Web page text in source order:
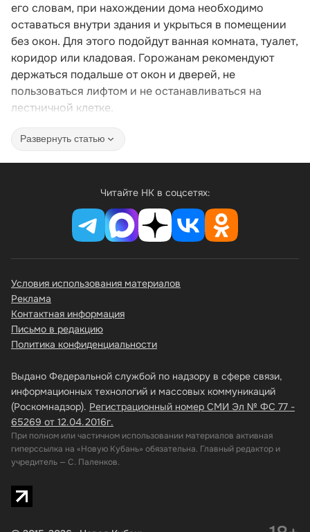
его словам, при нахождении дома необходимо
оставаться внутри здания и укрыться в помещении
без окон. Для этого подойдут ванная комната, туалет,
коридор или кладовая. Горожанам рекомендуют
держаться подальше от окон и дверей, не
пользоваться лифтом и не останавливаться на
лестничной клетке.
Развернуть статью
Читайте НК в соцсетях:
Выдано Федеральной службой по надзору в сфере связи,
информационных технологий и массовых коммуникаций
(Роскомнадзор). Регистрационный номер СМИ Эл № ФС 77 -
65269 от 12.04.2016г.
При полном или частичном использовании материалов активная
гиперссылка на «Новую Кубань» обязательна. Главный редактор и
учредитель — С. Паленков.
Условия использования материалов
Реклама
Контактная информация
Письмо в редакцию
Политика конфиденциальности